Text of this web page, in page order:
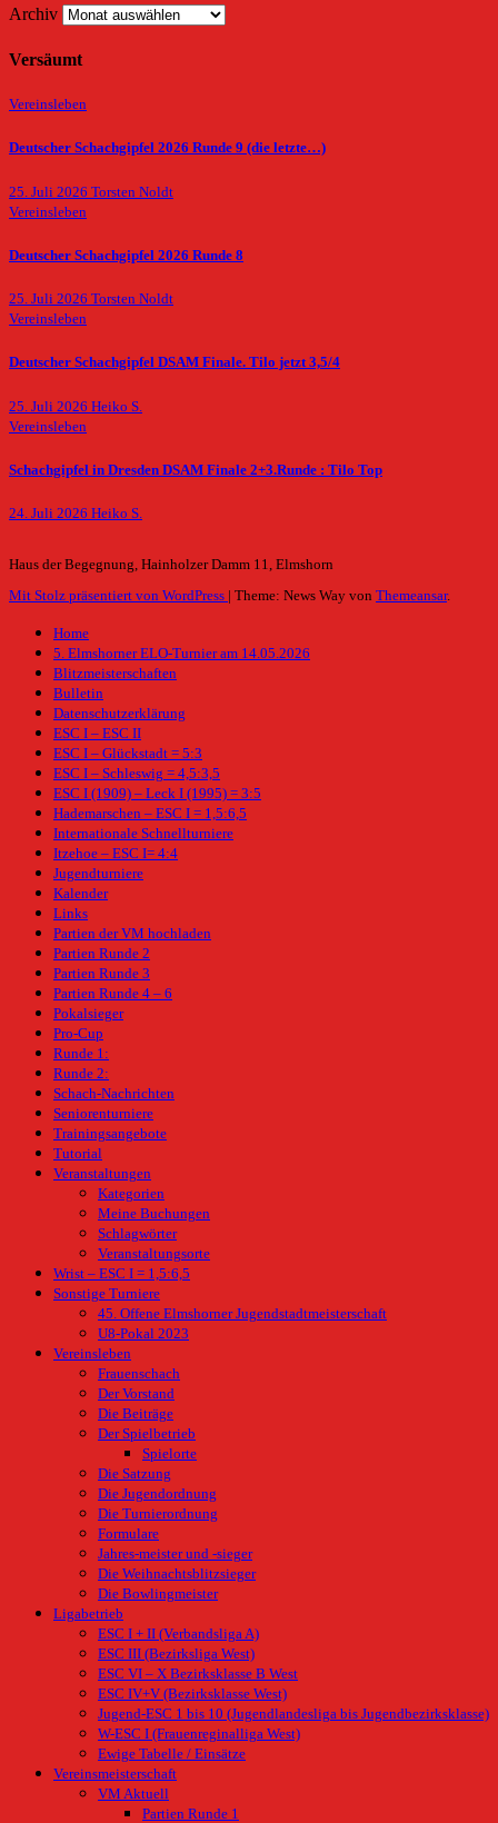
Archiv
Versäumt
Vereinsleben
Deutscher Schachgipfel 2026 Runde 9 (die letzte…)
25. Juli 2026 Torsten Noldt
Vereinsleben
Deutscher Schachgipfel 2026 Runde 8
25. Juli 2026 Torsten Noldt
Vereinsleben
Deutscher Schachgipfel DSAM Finale. Tilo jetzt 3,5/4
25. Juli 2026 Heiko S.
Vereinsleben
Schachgipfel in Dresden DSAM Finale 2+3.Runde : Tilo Top
24. Juli 2026 Heiko S.
Haus der Begegnung, Hainholzer Damm 11, Elmshorn
Mit Stolz präsentiert von WordPress | Theme: News Way von Themeansar.
Home
5. Elmshorner ELO-Turnier am 14.05.2026
Blitzmeisterschaften
Bulletin
Datenschutzerklärung
ESC I – ESC II
ESC I – Glückstadt = 5:3
ESC I – Schleswig = 4,5:3,5
ESC I (1909) – Leck I (1995) = 3:5
Hademarschen – ESC I = 1,5:6,5
Internationale Schnellturniere
Itzehoe – ESC I= 4:4
Jugendturniere
Kalender
Links
Partien der VM hochladen
Partien Runde 2
Partien Runde 3
Partien Runde 4 – 6
Pokalsieger
Pro-Cup
Runde 1:
Runde 2:
Schach-Nachrichten
Seniorenturniere
Trainingsangebote
Tutorial
Veranstaltungen
Kategorien
Meine Buchungen
Schlagwörter
Veranstaltungsorte
Wrist – ESC I = 1,5:6,5
Sonstige Turniere
45. Offene Elmshorner Jugendstadtmeisterschaft
U8-Pokal 2023
Vereinsleben
Frauenschach
Der Vorstand
Die Beiträge
Der Spielbetrieb
Spielorte
Die Satzung
Die Jugendordnung
Die Turnierordnung
Formulare
Jahres-meister und -sieger
Die Weihnachtsblitzsieger
Die Bowlingmeister
Ligabetrieb
ESC I + II (Verbandsliga A)
ESC III (Bezirksliga West)
ESC VI – X Bezirksklasse B West
ESC IV+V (Bezirksklasse West)
Jugend-ESC 1 bis 10 (Jugendlandesliga bis Jugendbezirksklasse)
W-ESC I (Frauenreginalliga West)
Ewige Tabelle / Einsätze
Vereinsmeisterschaft
VM Aktuell
Partien Runde 1